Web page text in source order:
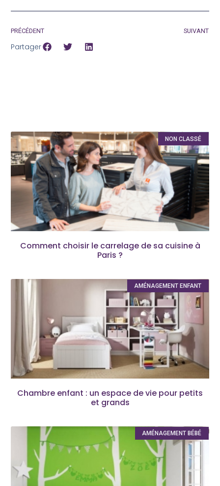
PRÉCÉDENT SUIVANT
Partager
NON CLASSÉ
Comment choisir le carrelage de sa cuisine à
Paris ?
AMÉNAGEMENT ENFANT
Chambre enfant : un espace de vie pour petits
et grands
AMÉNAGEMENT BÉBÉ